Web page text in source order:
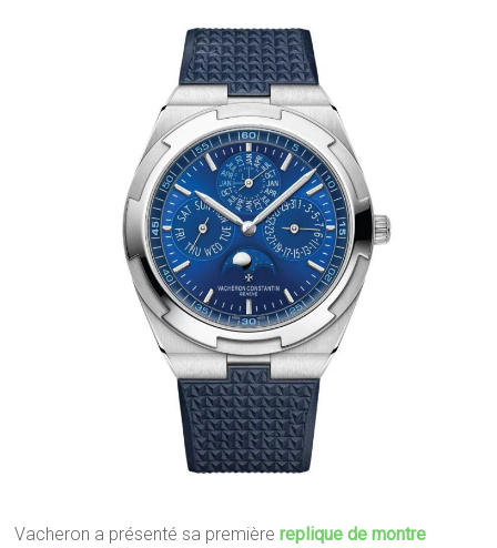
Vacheron a présenté sa premièrereplique de montre